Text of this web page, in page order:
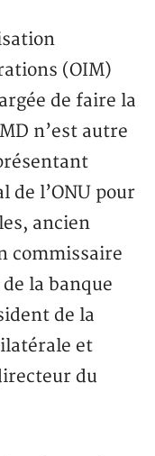
(OIM)
de faire la
n’est autre
de l’ONU pour
ancien
commissaire
la banque
de la
et
du